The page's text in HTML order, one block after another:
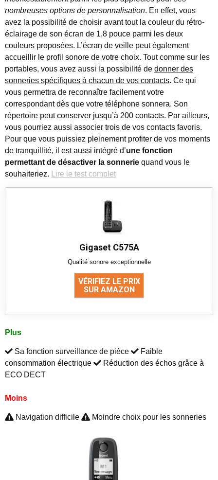
nombreuses options de personnalisation. En effet, vous
avez la possibilité de choisir avant tout la couleur du rétro-
éclairage de son écran de 1,8 pouce parmi les deux
couleurs proposées. L’écran de veille peut également
accueillir le profil sonore de votre choix. Tout comme sur les
portables, vous avez aussi la possibilité de donner des
sonneries spécifiques à chacun de vos contacts. Ce qui
vous permettra de reconnaître facilement votre
correspondant dès que votre téléphone sonnera. Son
répertoire peut conserver jusqu’à 200 contacts. Par ailleurs,
vous pourriez aussi associer trois de vos contacts favoris.
Pour que vous puissiez pleinement profiter de vos moments
de tranquillité, il est aussi intégré d’une fonction
permettant de désactiver la sonnerie quand vous le
souhaiteriez.
Lire le test complet
Gigaset C575A
Qualité sonore exceptionnelle
VÉRIFIEZ LE PRIX
SUR AMAZON
Plus
Sa fonction surveillance de pièce
Faible
consommation électrique
Réduction des échos grâce à
ECO DECT
Moins
Navigation difficile Moindre choix pour les sonneries